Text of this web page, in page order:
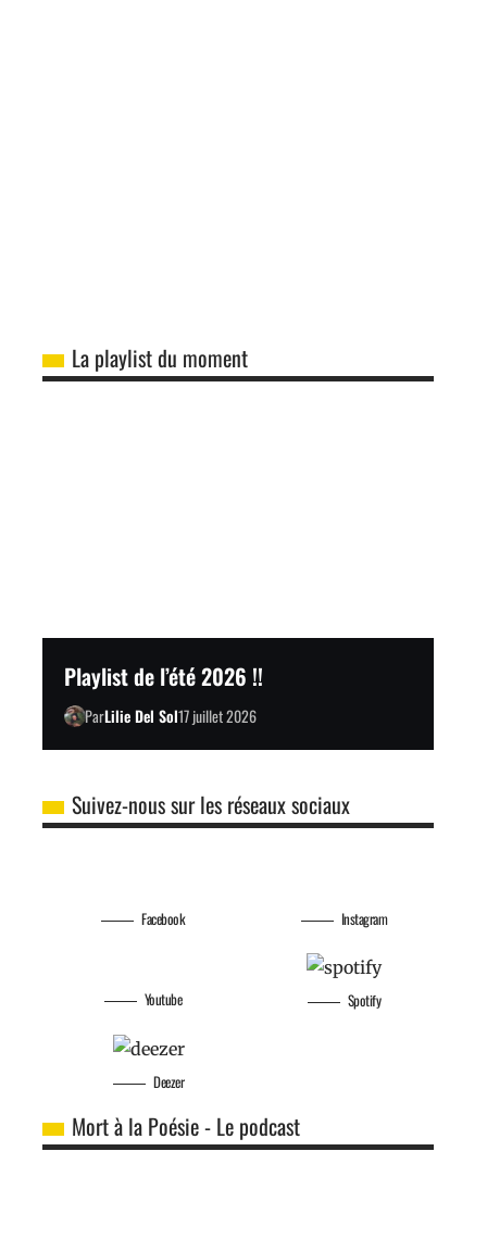
La playlist du moment
Playlist de l’été 2026 !!
ParLilie Del Sol17 juillet 2026
Suivez-nous sur les réseaux sociaux
Facebook
Youtube
Instagram
Spotify
Deezer
Mort à la Poésie - Le podcast